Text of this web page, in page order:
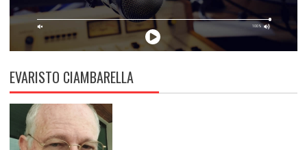
EVARISTO CIAMBARELLA